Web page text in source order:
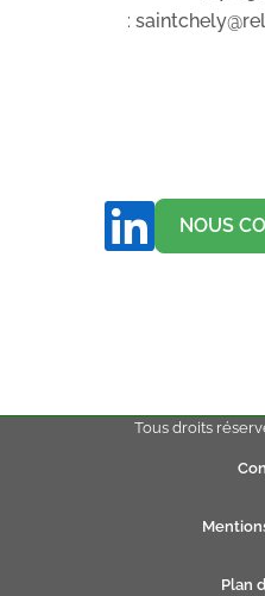
:
NOUS
Tous droits
Plan